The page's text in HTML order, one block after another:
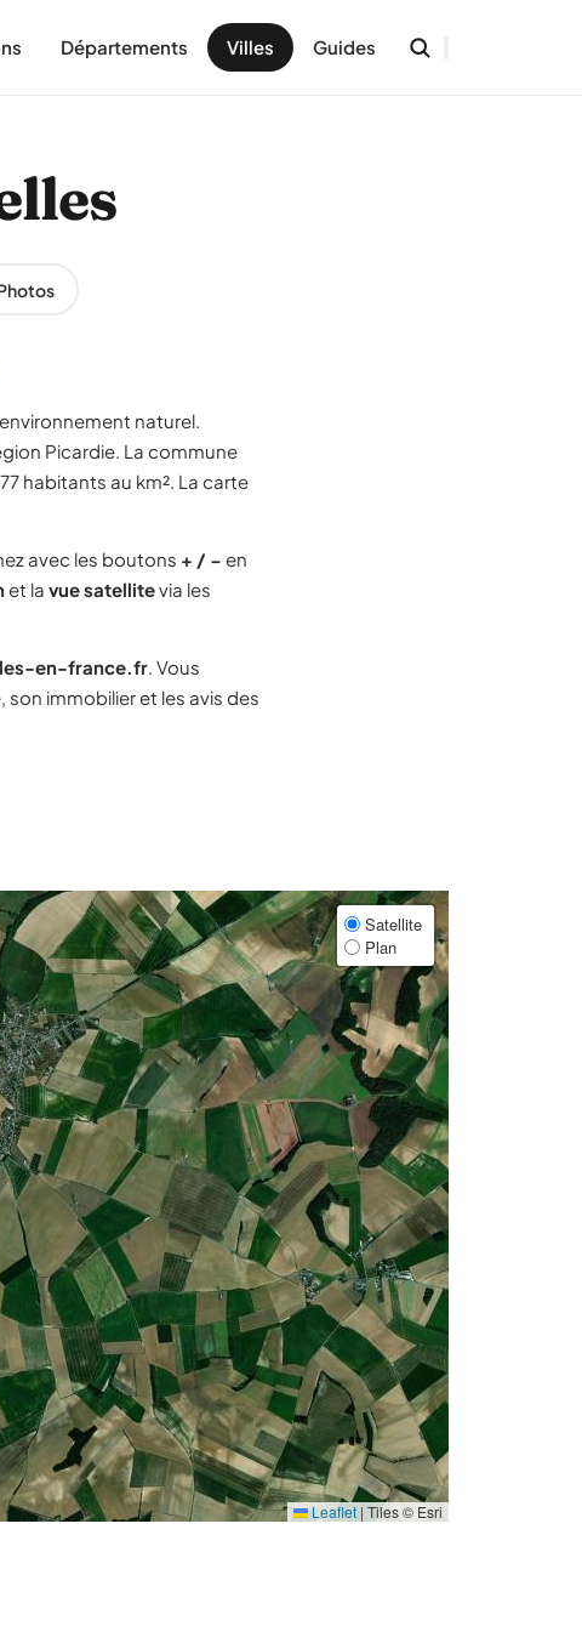
Départements Villes Guides
naturel.
Picardie. La commune
habitants au km². La carte
avec les boutons + / − en
et la vue satellitevia les
en-france.fr. Vous
immobilier et les avis des
Satellite
Plan
Leaflet | Tiles © Esri